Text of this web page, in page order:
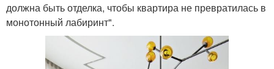
должна быть отделка, чтобы квартира не превратилась в
монотонный лабиринт".